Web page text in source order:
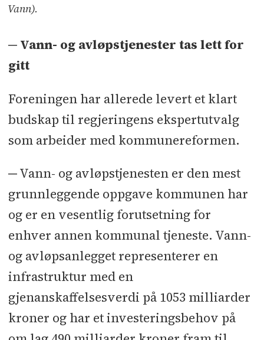
Vann).
─ Vann- og avløpstjenester tas lett for
gitt
Foreningen har allerede levert et klart
budskap til regjeringens ekspertutvalg
som arbeider med kommunereformen.
─ Vann- og avløpstjenesten er den mest
grunnleggende oppgave kommunen har
og er en vesentlig forutsetning for
enhver annen kommunal tjeneste. Vann-
og avløpsanlegget representerer en
infrastruktur med en
gjenanskaffelsesverdi på 1053 milliarder
kroner og har et investeringsbehov på